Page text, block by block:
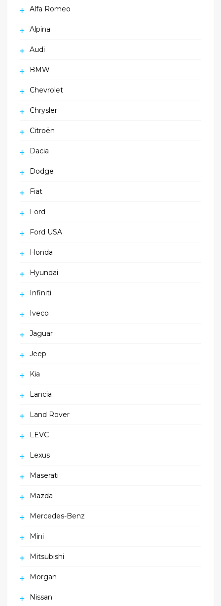
Alfa Romeo
Alpina
Audi
BMW
Chevrolet
Chrysler
Citroën
Dacia
Dodge
Fiat
Ford
Ford USA
Honda
Hyundai
Infiniti
Iveco
Jaguar
Jeep
Kia
Lancia
Land Rover
LEVC
Lexus
Maserati
Mazda
Mercedes-Benz
Mini
Mitsubishi
Morgan
Nissan